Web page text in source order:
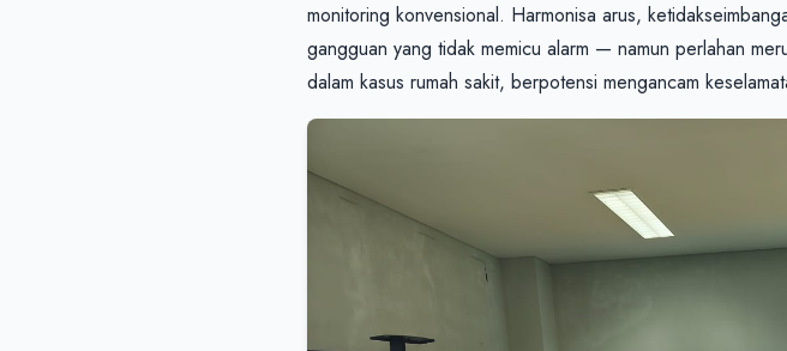
monitoring konvensional. Harmonisa arus,
gangguan yang tidak memicu alarm — namun perlahan
dalam kasus rumah sakit, berpotensi mengancam